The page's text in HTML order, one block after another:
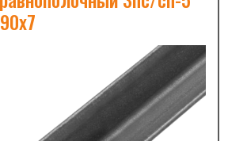
Профильная труба
Труба стальная бесшовная
(ВГП) Трубы
электросварные Швеллер
Уголок равнополочный Оставить
товары […]